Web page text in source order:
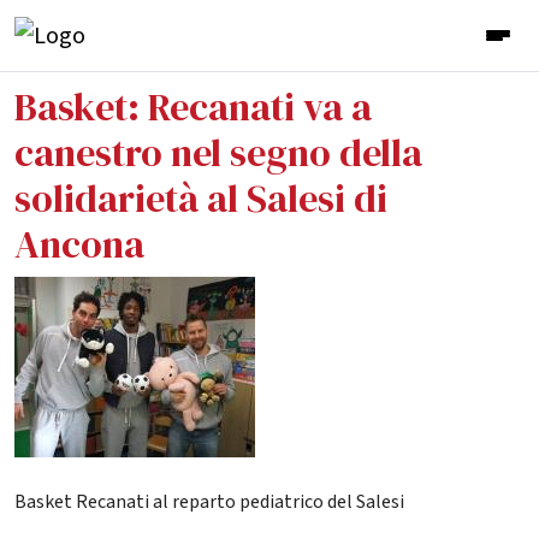
Basket: Recanati va a
canestro nel segno della
solidarietà al Salesi di
Ancona
Basket Recanati al reparto pediatrico del Salesi